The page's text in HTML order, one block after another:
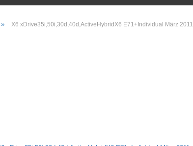
» X6 xDrive35i,50i,30d,40d,ActiveHybridX6 E71+Individual März 2011